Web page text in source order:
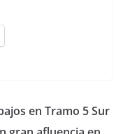
en Tramo 5 Sur